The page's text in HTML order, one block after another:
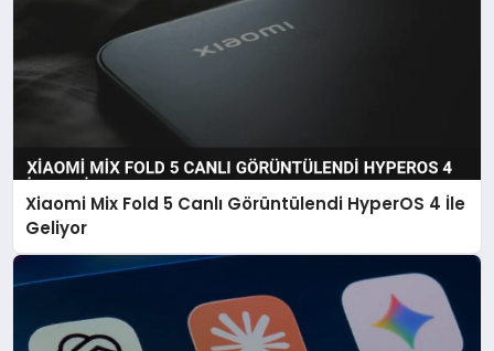
Xiaomi Mix Fold 5 Canlı Görüntülendi HyperOS 4 İle
Geliyor